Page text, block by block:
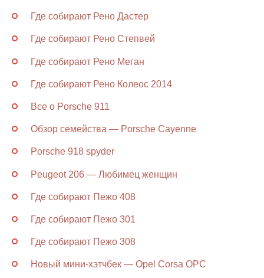
Где собирают Рено Дастер
Где собирают Рено Степвей
Где собирают Рено Меган
Где собирают Рено Колеос 2014
Все о Porsche 911
Обзор семейства — Porsche Cayenne
Porsche 918 spyder
Peugeot 206 — Любимец женщин
Где собирают Пежо 408
Где собирают Пежо 301
Где собирают Пежо 308
Новый мини-хэтчбек — Opel Corsa OPC